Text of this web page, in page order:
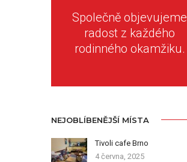
Společně objevujeme
radost z každého
rodinného okamžiku.
NEJOBLÍBENĚJŠÍ MÍSTA
Tivoli cafe Brno
4 června, 2025